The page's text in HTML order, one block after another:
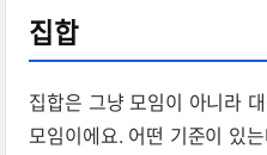
집합
집합은 그냥 모임이 아니라
모임이에요. 어떤 기준이 있